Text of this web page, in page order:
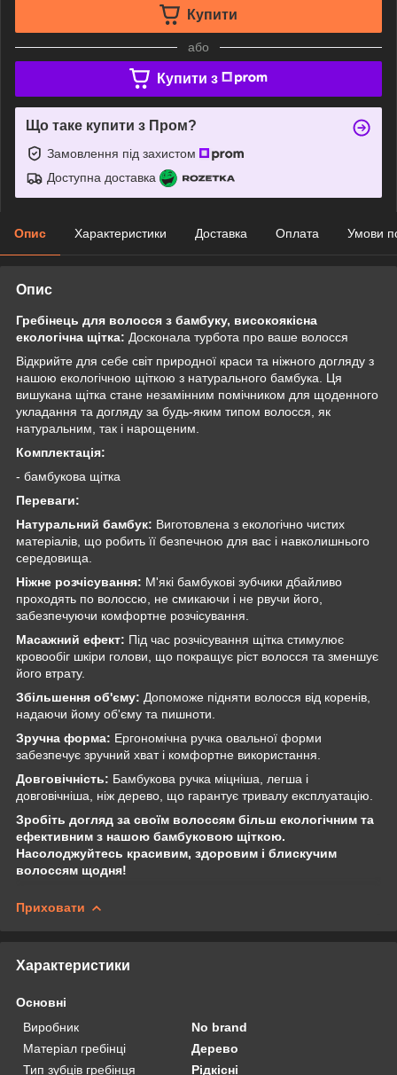
Купити
або
Купити з
Що таке купити з Пром?
Замовлення під захистом
Доступна доставка
Опис Характеристики Доставка Оплата Умови
Опис
Гребінець для волосся з бамбуку, високоякісна
екологічна щітка: Досконала турбота про ваше волосся
Відкрийте для себе світ природної краси та ніжного догляду з
нашою екологічною щіткою з натурального бамбука. Ця
вишукана щітка стане незамінним помічником для щоденного
укладання та догляду за будь-яким типом волосся, як
натуральним, так і нарощеним.
Комплектація:
- бамбукова щітка
Переваги:
Натуральний бамбук: Виготовлена з екологічно чистих
матеріалів, що робить її безпечною для вас і навколишнього
середовища.
Ніжне розчісування: М'які бамбукові зубчики дбайливо
проходять по волоссю, не смикаючи і не рвучи його,
забезпечуючи комфортне розчісування.
Масажний ефект: Під час розчісування щітка стимулює
кровообіг шкіри голови, що покращує ріст волосся та зменшує
його втрату.
Збільшення об'єму: Допоможе підняти волосся від коренів,
надаючи йому об'єму та пишноти.
Зручна форма: Ергономічна ручка овальної форми
забезпечує зручний хват і комфортне використання.
Довговічність: Бамбукова ручка міцніша, легша і
довговічніша, ніж дерево, що гарантує тривалу експлуатацію.
Зробіть догляд за своїм волоссям більш екологічним та
ефективним з нашою бамбуковою щіткою.
Насолоджуйтесь красивим, здоровим і блискучим
волоссям щодня!
Приховати
Характеристики
Основні
Виробник
No brand
Матеріал гребінці
Дерево
Тип зубців гребінця
Рідкісні